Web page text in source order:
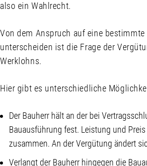
also ein Wahlrecht.
Von dem Anspruch auf eine
unterscheiden ist die Frage der
Werklohns.
Hier gibt es unterschiedliche
Der Bauherr hält an der bei
Bauausführung fest. Leistung und
zusammen. An der Vergütung ändert
Verlangt der Bauherr hingegen die